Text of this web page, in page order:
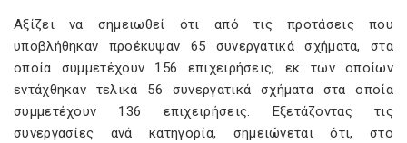
Αξίζει να σημειωθεί ότι από τις προτάσεις που
υποβλήθηκαν προέκυψαν 65 συνεργατικά σχήματα, στα
οποία συμμετέχουν 156 επιχειρήσεις, εκ των οποίων
εντάχθηκαν τελικά 56 συνεργατικά σχήματα στα οποία
συμμετέχουν 136 επιχειρήσεις. Εξετάζοντας τις
συνεργασίες ανά κατηγορία, σημειώνεται ότι, στο